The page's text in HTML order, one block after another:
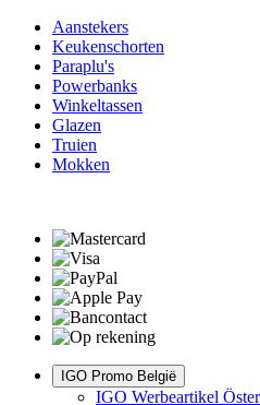
Aanstekers
Keukenschorten
Paraplu's
Powerbanks
Winkeltassen
Glazen
Truien
Mokken
IGO Promo België
IGO Werbeartikel